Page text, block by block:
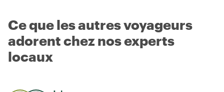
Ce que les autres voyageurs
adorent chez nos experts
locaux